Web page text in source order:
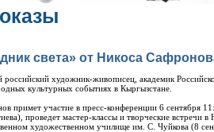
света» от Никоса
российский художник-живописец, академик
культурных событиях в Кыргызстане.
примет участие в пресс-конференции 6 сентября
проведет мастер-классы и творческие
художественном училище им. С. Чуйкова (8